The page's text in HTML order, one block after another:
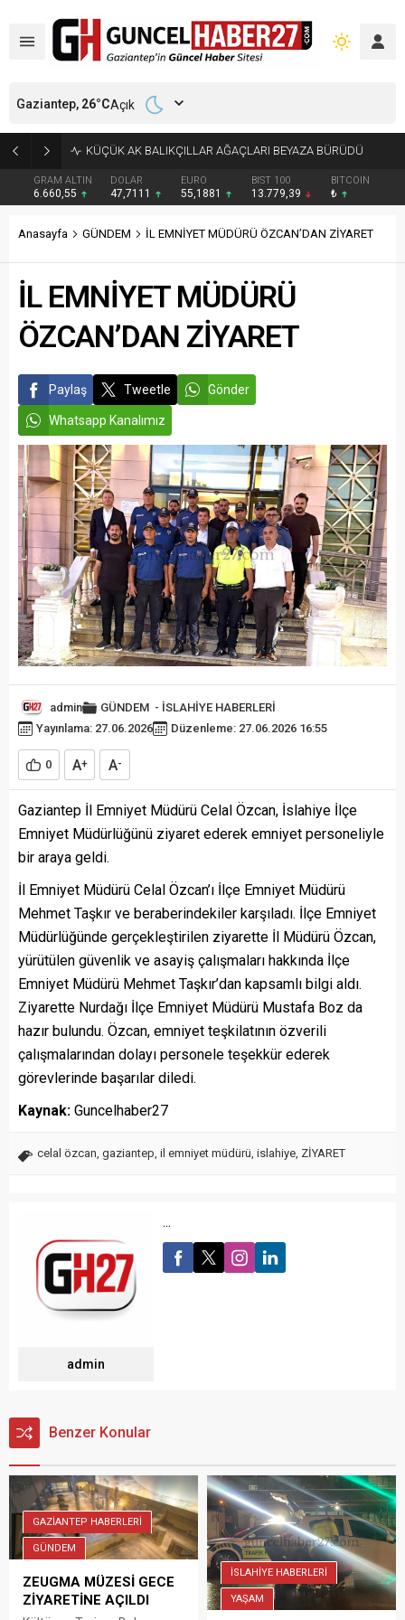
NURDAĞI’NDA KİTAP KRİTİĞİ VE ÇOCUK ETKİNLİĞİ
GRAM ALTIN
6.660,55
DOLAR
47,7111
EURO
55,1881
BIST 100
13.779,39
BITCOIN
₺
Gaziantep, 26°CAçık
Anasayfa GÜNDEM İL EMNİYET MÜDÜRÜ ÖZCAN’DAN ZİYARET
İL EMNİYET MÜDÜRÜ
ÖZCAN’DAN ZİYARET
Paylaş Tweetle Gönder
Whatsapp Kanalımız
admin GÜNDEM - İSLAHİYE HABERLERİ
Yayınlama: 27.06.2026
Düzenleme: 27.06.2026 16:55
0 A+ A-
Gaziantep İl Emniyet Müdürü Celal Özcan, İslahiye İlçe
Emniyet Müdürlüğünü ziyaret ederek emniyet personeliyle
bir araya geldi.
İl Emniyet Müdürü Celal Özcan’ı İlçe Emniyet Müdürü
Mehmet Taşkır ve beraberindekiler karşıladı. İlçe Emniyet
Müdürlüğünde gerçekleştirilen ziyarette İl Müdürü Özcan,
yürütülen güvenlik ve asayiş çalışmaları hakkında İlçe
Emniyet Müdürü Mehmet Taşkır’dan kapsamlı bilgi aldı.
Ziyarette Nurdağı İlçe Emniyet Müdürü Mustafa Boz da
hazır bulundu. Özcan, emniyet teşkilatının özverili
çalışmalarından dolayı personele teşekkür ederek
görevlerinde başarılar diledi.
Kaynak: Guncelhaber27
celal özcan gaziantep il emniyet müdürü islahiye ZİYARET
admin
...
Benzer Konular
GAZİANTEP HABERLERİ
GÜNDEM
ZEUGMA MÜZESİ GECE
ZİYARETİNE AÇILDI
İSLAHİYE HABERLERİ
YAŞAM